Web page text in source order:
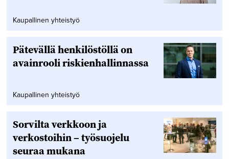
Kaupallinen yhteistyö
Pätevällä henkilöstöllä on
avainrooli riskienhallinnassa
Kaupallinen yhteistyö
Sorvilta verkkoon ja
verkostoihin – työsuojelu
seuraa mukana